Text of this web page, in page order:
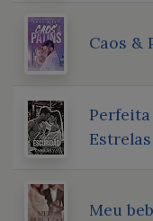
Caos &
Meu